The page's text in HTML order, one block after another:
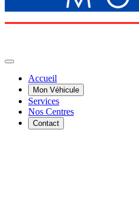
Accueil
Mon Véhicule
Services
Nos Centres
Contact